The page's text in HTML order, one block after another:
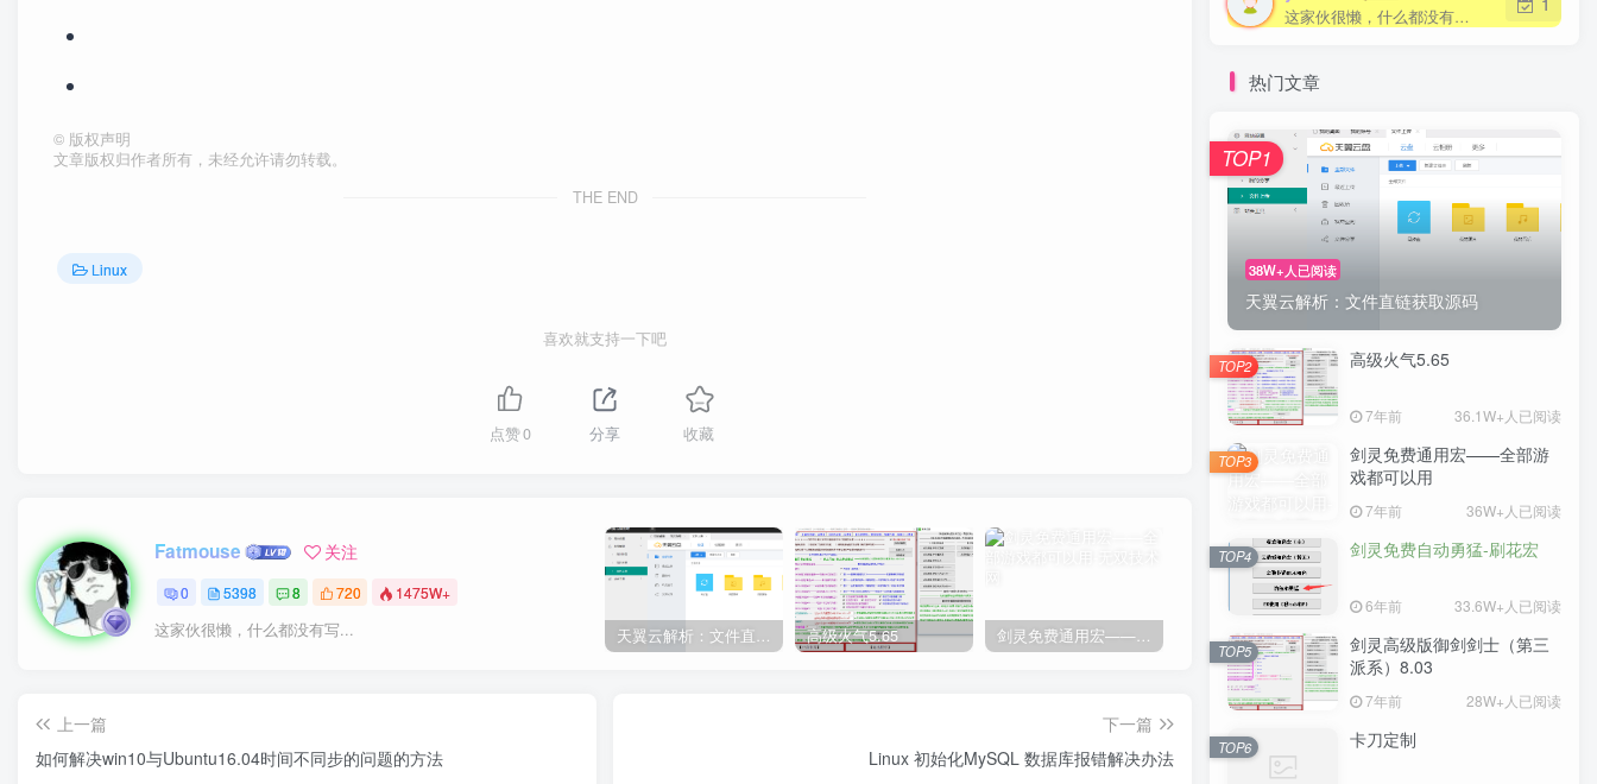
© 版权声明
文章版权归作者所有，未经允许请勿转载。
THE END
Linux
喜欢就支持一下吧
点赞0 分享 收藏
Fatmouse 关注
0 5398 8 720 1475W+
这家伙很懒，什么都没有写... 高级火气5.65 剑灵免费自动勇猛-刷花宏 剑灵高级版御剑剑士（第三派系）8.03
上一篇
如何解决win10与Ubuntu16.04时间不同步的问题的方法
下一篇
Linux 初始化MySQL 数据库报错解决办法
这家伙很懒，什么都没有写...
热门文章
38W+人已阅读
天翼云解析：文件直链获取源码
TOP1
高级火气5.65
7年前 36.1W+人已阅读
TOP2
剑灵免费通用宏——全部游
戏都可以用
7年前 36W+人已阅读
TOP3
剑灵免费自动勇猛-刷花宏
6年前 33.6W+人已阅读
TOP4
剑灵高级版御剑剑士（第三
派系）8.03
7年前 28W+人已阅读
TOP5
卡刀定制
TOP6